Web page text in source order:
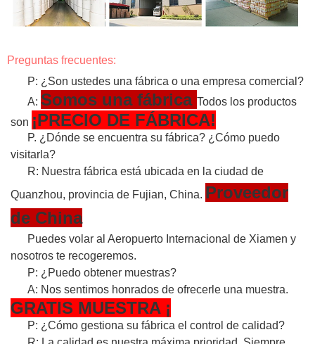
Preguntas frecuentes:
P: ¿Son ustedes una fábrica o una empresa comercial?
A: Somos una fábrica Todos los productos
son ¡PRECIO DE FÁBRICA!
P. ¿Dónde se encuentra su fábrica? ¿Cómo puedo
visitarla?
R: Nuestra fábrica está ubicada en la ciudad de
Quanzhou, provincia de Fujian, China. Proveedor
de China
Puedes volar al Aeropuerto Internacional de Xiamen y
nosotros te recogeremos.
P: ¿Puedo obtener muestras?
A: Nos sentimos honrados de ofrecerle una muestra.
GRATIS MUESTRA ¡
P: ¿Cómo gestiona su fábrica el control de calidad?